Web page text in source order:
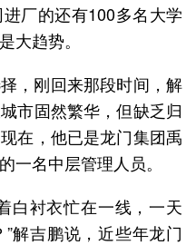
厂的还有100多名大学
大趋势。
，刚回来那段时间，解
市固然繁华，但缺乏归
在，他已是龙门集团禹
一名中层管理人员。
白衬衣忙在一线，一天
解吉鹏说，近些年龙门